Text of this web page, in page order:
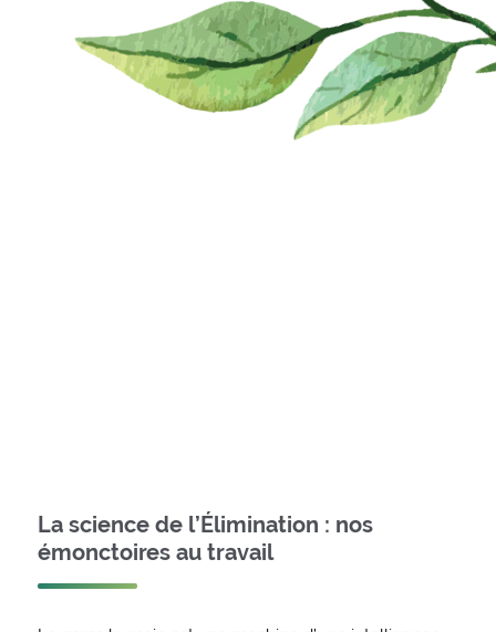
La science de l’Élimination : nos
émonctoires au travail